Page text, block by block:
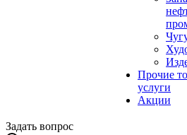
Прочие
услуги
Акции
Задать вопрос